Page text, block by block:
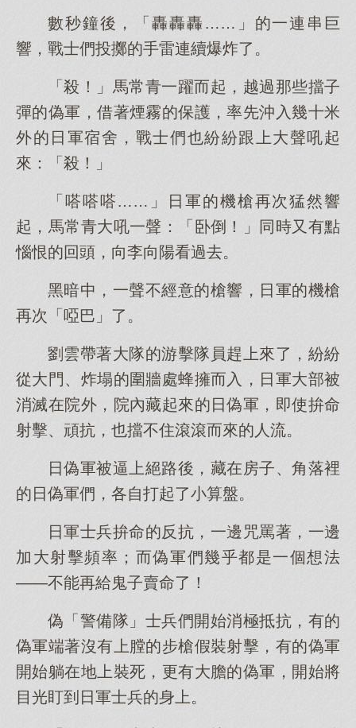
數秒鐘後，「轟轟轟……」的一連串巨
響，戰士們投擲的手雷連續爆炸了。
「殺！」馬常青一躍而起，越過那些擋子
彈的偽軍，借著煙霧的保護，率先沖入幾十米
外的日軍宿舍，戰士們也紛紛跟上大聲吼起
來：「殺！」
「嗒嗒嗒……」日軍的機槍再次猛然響
起，馬常青大吼一聲：「卧倒！」同時又有點
惱恨的回頭，向李向陽看過去。
黑暗中，一聲不經意的槍響，日軍的機槍
再次「啞巴」了。
劉雲帶著大隊的游擊隊員趕上來了，紛紛
從大門、炸塌的圍牆處蜂擁而入，日軍大部被
消滅在院外，院內藏起來的日偽軍，即使拚命
射擊、頑抗，也擋不住滾滾而來的人流。
日偽軍被逼上絕路後，藏在房子、角落裡
的日偽軍們，各自打起了小算盤。
日軍士兵拚命的反抗，一邊咒罵著，一邊
加大射擊頻率；而偽軍們幾乎都是一個想法
——不能再給鬼子賣命了！
偽「警備隊」士兵們開始消極抵抗，有的
偽軍端著沒有上膛的步槍假裝射擊，有的偽軍
開始躺在地上裝死，更有大膽的偽軍，開始將
目光盯到日軍士兵的身上。